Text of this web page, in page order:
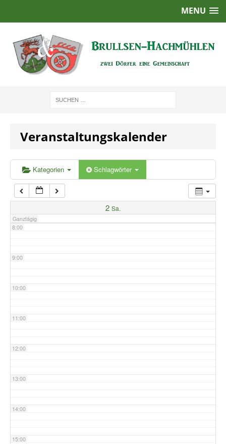
MENU
Veranstaltungskalender
Kategorien Schlagwörter
2 Sa.
Ganztägig
2:00
5:00
6:00
7:00
8:00
9:00
10:00
11:00
12:00
13:00
14:00
15:00